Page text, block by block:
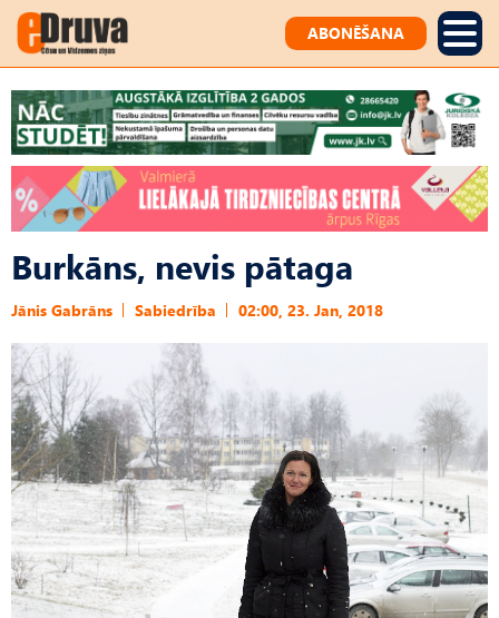
ABONĒŠANA
Burkāns, nevis pātaga
Jānis Gabrāns Sabiedrība 02:00, 23. Jan, 2018